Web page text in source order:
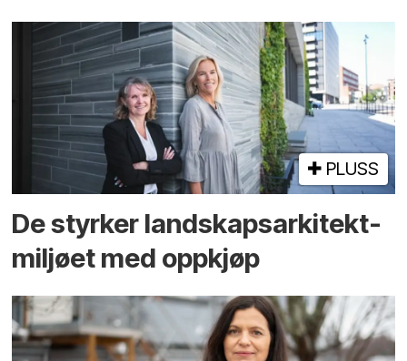
PLUSS
De styrker landskaps­arkitekt­
miljøet med oppkjøp